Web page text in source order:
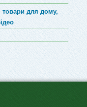
товари для дому,